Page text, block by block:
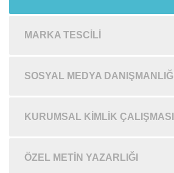
MARKA TESCILI
SOSYAL MEDYA DANIŞMANLIĞI
KURUMSAL KIMLIK ÇALIŞMASI
ÖZEL METIN YAZARLIĞI